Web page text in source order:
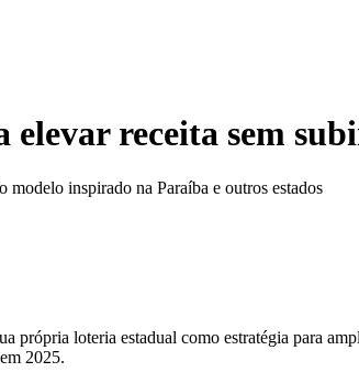
receita sem
modelo inspirado na Paraíba e outros estados
própria loteria estadual como estratégia para
2025.